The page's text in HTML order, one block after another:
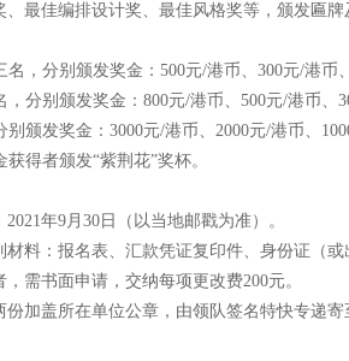
、最佳编排设计奖、最佳风格奖等，颁发匾
，分别颁发奖金：500元/港币、300元/港币
分别颁发奖金：800元/港币、500元/港币、
颁发奖金：3000元/港币、2000元/港币、
得者颁发“紫荆花”奖杯。
年9月30日（以当地邮戳为准）。
材料：报名表、汇款凭证复印件、身份证（
，需书面申请，交纳每项更改费200元。
份加盖所在单位公章，由领队签名特快专递